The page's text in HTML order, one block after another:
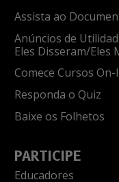
Assista ao
Anúncios de
Eles Disseram/Eles
Comece Cursos
Responda o Quiz
Baixe os Folhetos
PARTICIPE
Educadores